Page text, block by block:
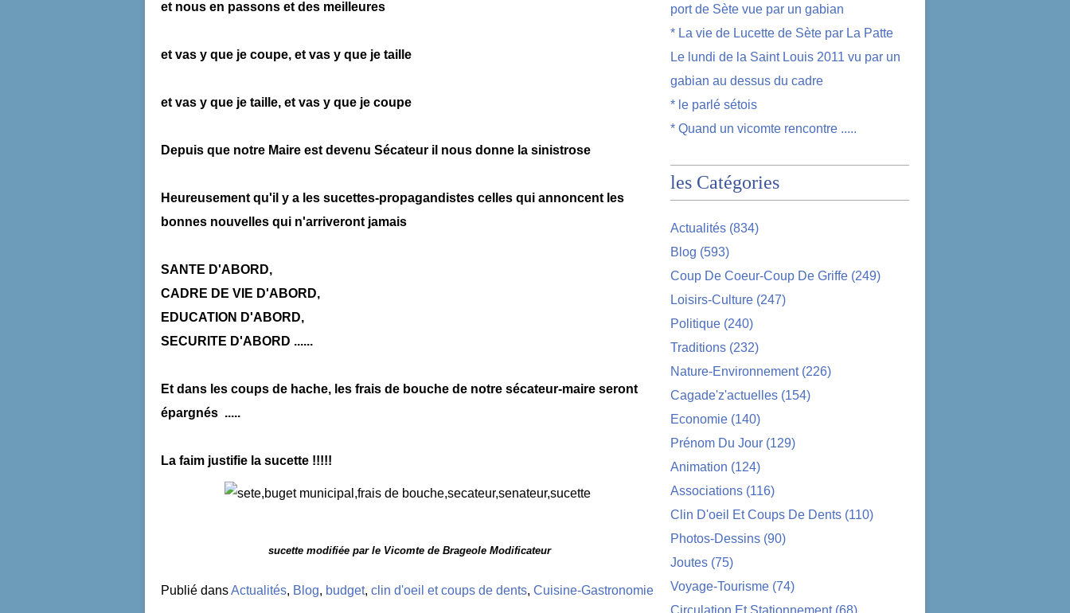
et nous en passons et des meilleures
et vas y que je coupe, et vas y que je taille
et vas y que je taille, et vas y que je coupe
Depuis que notre Maire est devenu Sécateur il nous donne la sinistrose
Heureusement qu'il y a les sucettes-propagandistes celles qui annoncent les
bonnes nouvelles qui n'arriveront jamais
SANTE D'ABORD,
CADRE DE VIE D'ABORD,
EDUCATION D'ABORD,
SECURITE D'ABORD ......
Et dans les coups de hache, les frais de bouche de notre sécateur-maire seront
épargnés .....
La faim justifie la sucette !!!!!
sucette modifiée par le Vicomte de Brageole Modificateur
Publié dansActualités, Blog, budget, clin d'oeil et coups de dents, Cuisine-Gastronomie
port de Sète vue par un gabian
* La vie de Lucette de Sète par La Patte
Le lundi de la Saint Louis 2011 vu par un
gabian au dessus du cadre
* le parlé sétois
* Quand un vicomte rencontre .....
les Catégories
Actualités (834)
Blog (593)
Coup De Coeur-Coup De Griffe (249)
Loisirs-Culture (247)
Politique (240)
Traditions (232)
Nature-Environnement(226)
Cagade'z'actuelles (154)
Economie (140)
Prénom Du Jour (129)
Animation (124)
Associations (116)
Clin D'oeil Et Coups De Dents (110)
Photos-Dessins (90)
Joutes (75)
Voyage-Tourisme (74)
Circulation Et Stationnement(68)